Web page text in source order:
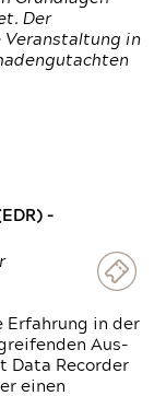
Der
Veranstaltung in
–
Erfahrung in der
Aus-
Data Recorder
einen